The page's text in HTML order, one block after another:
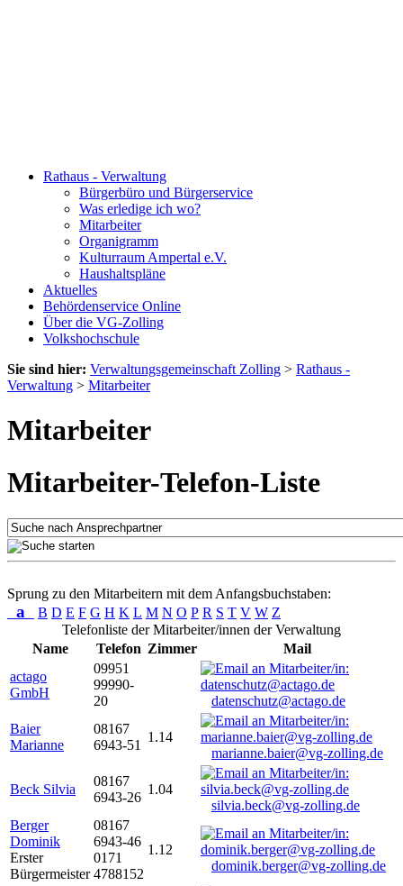
Rathaus - Verwaltung
Bürgerbüro und Bürgerservice
Was erledige ich wo?
Mitarbeiter
Organigramm
Kulturraum Ampertal e.V.
Haushaltspläne
Aktuelles
Behördenservice Online
Über die VG-Zolling
Volkshochschule
Sie sind hier: Verwaltungsgemeinschaft Zolling > Rathaus -
Verwaltung > Mitarbeiter
Mitarbeiter
Mitarbeiter-Telefon-Liste
Sprung zu den Mitarbeitern mit dem Anfangsbuchstaben:
a B D E F G H K L M N O P R S T V W Z
Telefonliste der Mitarbeiter/innen der Verwaltung
Name
Telefon Zimmer
Mail
actago
GmbH
09951
99990-
20
datenschutz@actago.de
Baier
Marianne
08167
6943-51
1.14
marianne.baier@vg-zolling.de
Beck Silvia
08167
6943-26
1.04
silvia.beck@vg-zolling.de
Berger
Dominik
Erster
Bürgermeister
08167
6943-46
0171
4788152
1.12
dominik.berger@vg-zolling.de